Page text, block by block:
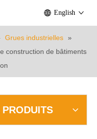
English
Grues industrielles »
construction de bâtiments